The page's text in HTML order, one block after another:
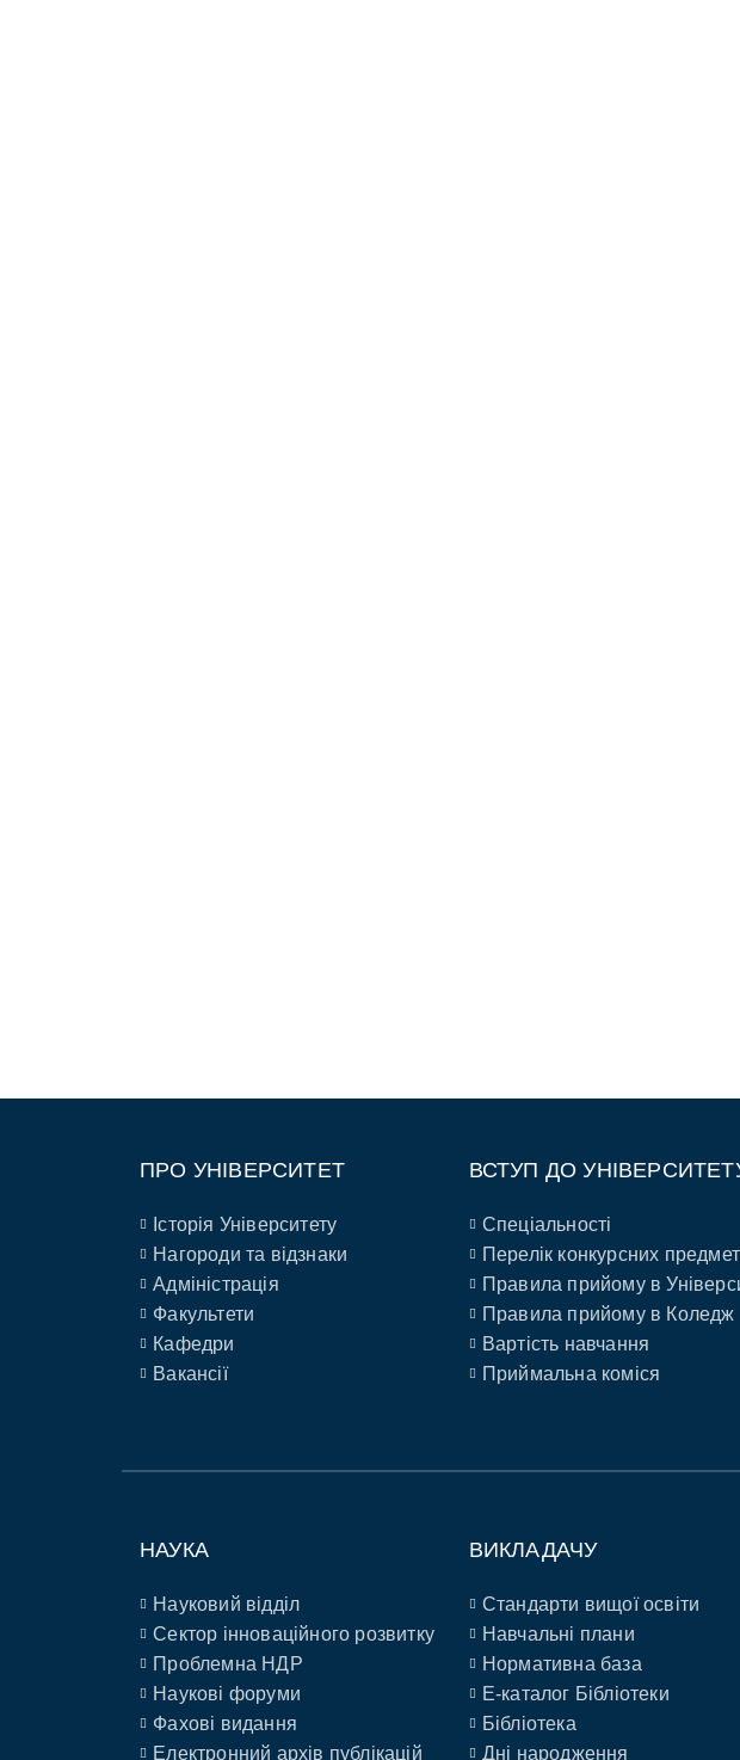
ПРО УНІВЕРСИТЕТ
Історія Університету
Нагороди та відзнаки
Адміністрація
Факультети
Кафедри
Вакансії
ВСТУП ДО
Спеціальності
Перелік конкурсних
Правила прийому в
Правила прийому в Коледж
Вартість навчання
Приймальна коміся
НАУКА
Науковий відділ
Сектор інноваційного розвитку
Проблемна НДР
Наукові форуми
Фахові видання
Електронний архів публікацій
ВИКЛАДАЧУ
Стандарти вищої освіти
Навчальні плани
Нормативна база
E-каталог Бібліотеки
Бібліотека
Дні народження